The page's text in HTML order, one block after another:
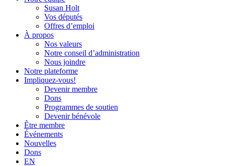
Susan Holt
Vos députés
Offres d’emploi
À propos
Nos valeurs
Notre conseil d’administration
Nous joindre
Notre plateforme
Impliquez-vous!
Devenir membre
Dons
Programmes de soutien
Devenir bénévole
Être membre
Événements
Nouvelles
Dons
EN